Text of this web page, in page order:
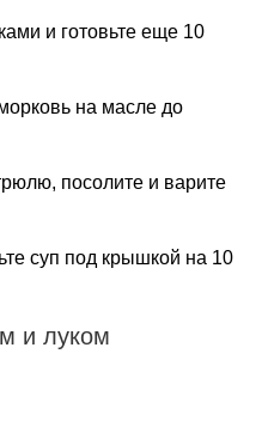
и готовьте еще 10
на масле до
посолите и варите
суп под крышкой на 10
и луком